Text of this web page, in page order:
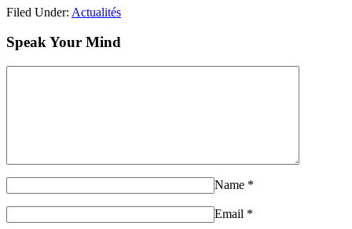
Filed Under: Actualités
Speak Your Mind
Name *
Email *